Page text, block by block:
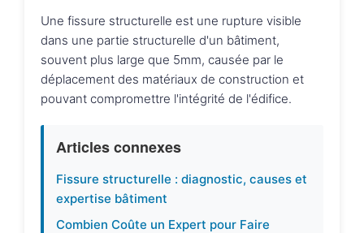
Une fissure structurelle est une rupture visible
dans une partie structurelle d'un bâtiment,
souvent plus large que 5mm, causée par le
déplacement des matériaux de construction et
pouvant compromettre l'intégrité de l'édifice.
Articles connexes
Fissure structurelle : diagnostic, causes et
expertise bâtiment
Combien Coûte un Expert pour Faire